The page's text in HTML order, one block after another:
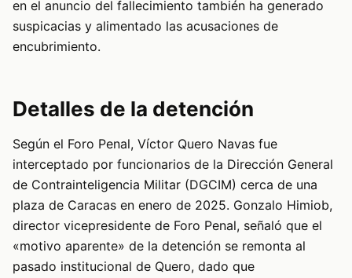
en el anuncio del fallecimiento también ha generado
suspicacias y alimentado las acusaciones de
encubrimiento.
Detalles de la detención
Según el Foro Penal, Víctor Quero Navas fue
interceptado por funcionarios de la Dirección General
de Contrainteligencia Militar (DGCIM) cerca de una
plaza de Caracas en enero de 2025. Gonzalo Himiob,
director vicepresidente de Foro Penal, señaló que el
«motivo aparente» de la detención se remonta al
pasado institucional de Quero, dado que